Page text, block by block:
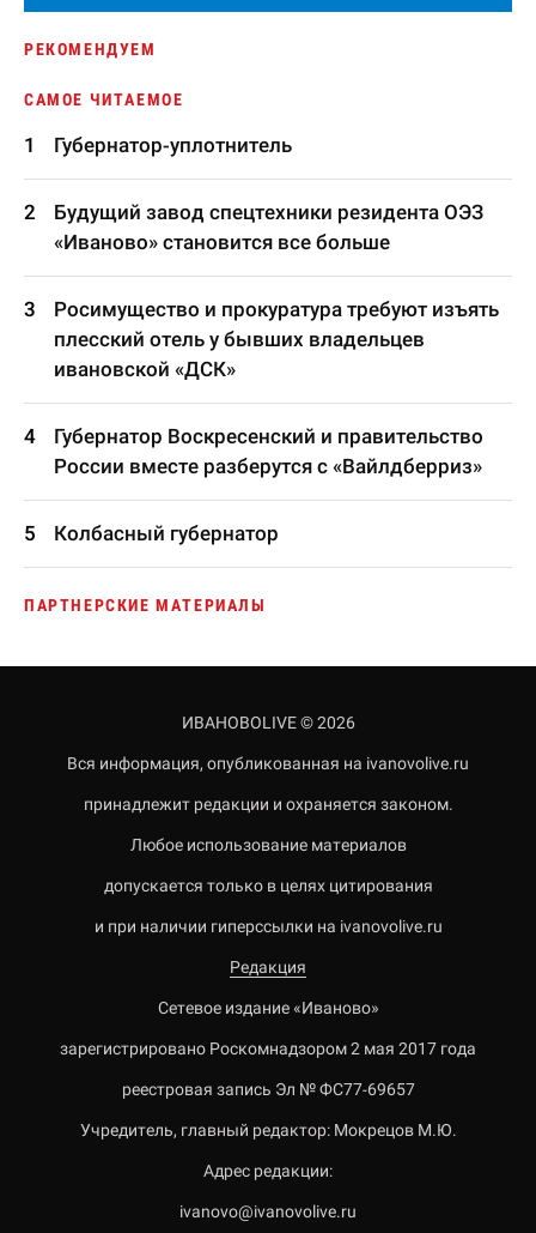
РЕКОМЕНДУЕМ
САМОЕ ЧИТАЕМОЕ
Губернатор-уплотнитель
Будущий завод спецтехники резидента ОЭЗ
«Иваново» становится все больше
Росимущество и прокуратура требуют изъять
плесский отель у бывших владельцев
ивановской «ДСК»
Губернатор Воскресенский и правительство
России вместе разберутся с «Вайлдберриз»
Колбасный губернатор
ПАРТНЕРСКИЕ МАТЕРИАЛЫ
ИВАНОВОLIVE © 2026
Вся информация, опубликованная на ivanovolive.ru
принадлежит редакции и охраняется законом.
Любое использование материалов
допускается только в целях цитирования
и при наличии гиперссылки на ivanovolive.ru
Редакция
Сетевое издание «Иваново»
зарегистрировано Роскомнадзором 2 мая 2017 года
реестровая запись Эл № ФС77-69657
Учредитель, главный редактор: Мокрецов М.Ю.
Адрес редакции:
ivanovo@ivanovolive.ru